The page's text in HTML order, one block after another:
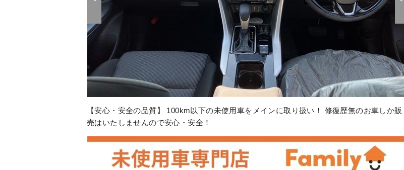
【アフターサポートもお任せ】 購入後の車検・オイル交換、鈑金修理、コーティング等、全
て自社工場で作業できます！